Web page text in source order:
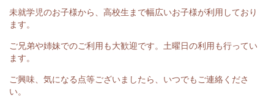
未就学児のお子様から、高校生まで幅広いお子様が利用しており
ます。
ご兄弟や姉妹でのご利用も大歓迎です。土曜日の利用も行ってい
ます。
ご興味、気になる点等ございましたら、いつでもご連絡くださ
い。